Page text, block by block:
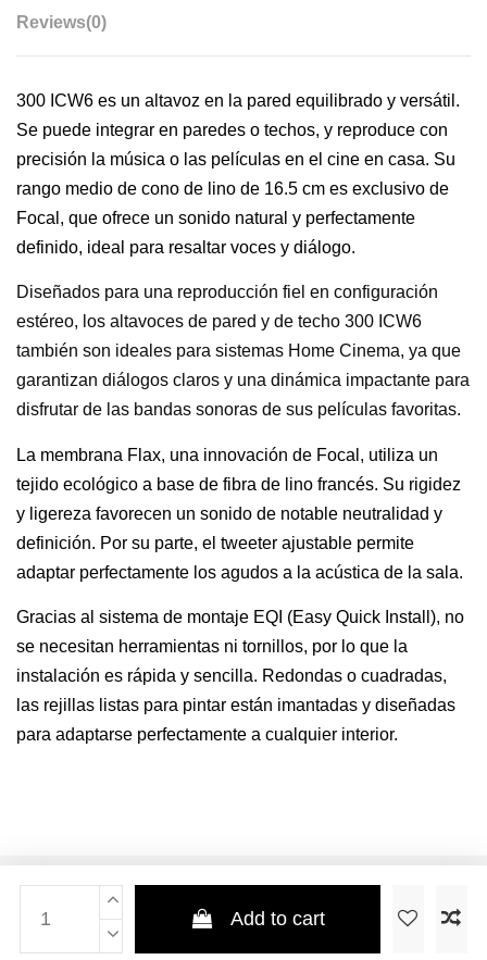
Add to cart
Reviews(0)
300 ICW6 es un altavoz en la pared equilibrado y versátil.
Se puede integrar en paredes o techos, y reproduce con
precisión la música o las películas en el cine en casa. Su
rango medio de cono de lino de 16.5 cm es exclusivo de
Focal, que ofrece un sonido natural y perfectamente
definido, ideal para resaltar voces y diálogo.
Diseñados para una reproducción fiel en configuración
estéreo, los altavoces de pared y de techo 300 ICW6
también son ideales para sistemas Home Cinema, ya que
garantizan diálogos claros y una dinámica impactante para
disfrutar de las bandas sonoras de sus películas favoritas.
La membrana Flax, una innovación de Focal, utiliza un
tejido ecológico a base de fibra de lino francés. Su rigidez
y ligereza favorecen un sonido de notable neutralidad y
definición. Por su parte, el tweeter ajustable permite
adaptar perfectamente los agudos a la acústica de la sala.
Gracias al sistema de montaje EQI (Easy Quick Install), no
se necesitan herramientas ni tornillos, por lo que la
instalación es rápida y sencilla. Redondas o cuadradas,
las rejillas listas para pintar están imantadas y diseñadas
para adaptarse perfectamente a cualquier interior.